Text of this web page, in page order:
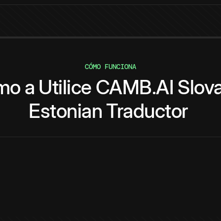
CÓMO FUNCIONA
a Utilice CAMB.AI
Estonian Traductor